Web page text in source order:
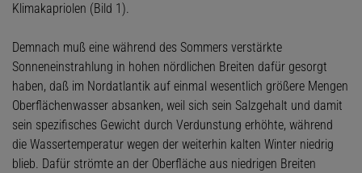
Klimakapriolen (Bild 1).
Demnach muß eine während des Sommers verstärkte
Sonneneinstrahlung in hohen nördlichen Breiten dafür gesorgt
haben, daß im Nordatlantik auf einmal wesentlich größere Mengen
Oberflächenwasser absanken, weil sich sein Salzgehalt und damit
sein spezifisches Gewicht durch Verdunstung erhöhte, während
die Wassertemperatur wegen der weiterhin kalten Winter niedrig
blieb. Dafür strömte an der Oberfläche aus niedrigen Breiten